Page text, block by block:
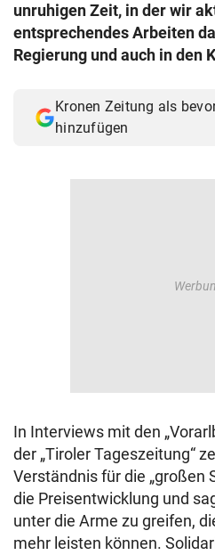
unruhigen Zeit, in der wir
entsprechendes Arbeiten
Regierung und auch in den
Kronen Zeitung als
hinzufügen
In Interviews mit den
der „Tiroler Tageszeitung“
Verständnis für die „großen
die Preisentwicklung und
unter die Arme zu greifen,
mehr leisten können.